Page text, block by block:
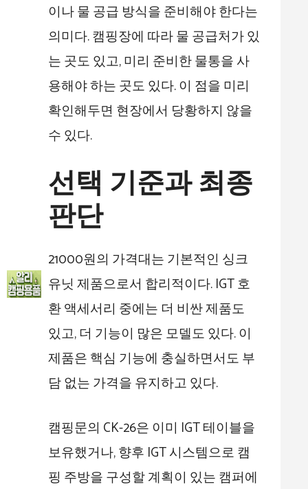
이나 물 공급 방식을 준비해야 한다는
의미다. 캠핑장에 따라 물 공급처가 있
는 곳도 있고, 미리 준비한 물통을 사
용해야 하는 곳도 있다. 이 점을 미리
확인해두면 현장에서 당황하지 않을
수 있다.
선택 기준과 최종
판단
21000원의 가격대는 기본적인 싱크
유닛 제품으로서 합리적이다. IGT 호
환 액세서리 중에는 더 비싼 제품도
있고, 더 기능이 많은 모델도 있다. 이
제품은 핵심 기능에 충실하면서도 부
담 없는 가격을 유지하고 있다.
캠핑문의 CK-26은 이미 IGT 테이블을
보유했거나, 향후 IGT 시스템으로 캠
핑 주방을 구성할 계획이 있는 캠퍼에